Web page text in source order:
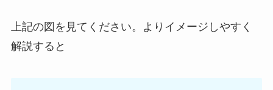
上記の図を見てください。よりイメージしやすく
解説すると